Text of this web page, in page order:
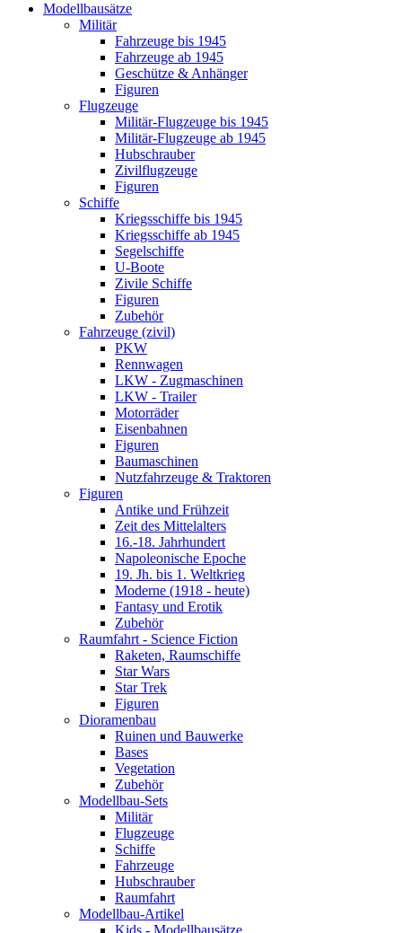
Modellbausätze
Militär
Fahrzeuge bis 1945
Fahrzeuge ab 1945
Geschütze & Anhänger
Figuren
Flugzeuge
Militär-Flugzeuge bis 1945
Militär-Flugzeuge ab 1945
Hubschrauber
Zivilflugzeuge
Figuren
Schiffe
Kriegsschiffe bis 1945
Kriegsschiffe ab 1945
Segelschiffe
U-Boote
Zivile Schiffe
Figuren
Zubehör
Fahrzeuge (zivil)
PKW
Rennwagen
LKW - Zugmaschinen
LKW - Trailer
Motorräder
Eisenbahnen
Figuren
Baumaschinen
Nutzfahrzeuge & Traktoren
Figuren
Antike und Frühzeit
Zeit des Mittelalters
16.-18. Jahrhundert
Napoleonische Epoche
19. Jh. bis 1. Weltkrieg
Moderne (1918 - heute)
Fantasy und Erotik
Zubehör
Raumfahrt - Science Fiction
Raketen, Raumschiffe
Star Wars
Star Trek
Figuren
Dioramenbau
Ruinen und Bauwerke
Bases
Vegetation
Zubehör
Modellbau-Sets
Militär
Flugzeuge
Schiffe
Fahrzeuge
Hubschrauber
Raumfahrt
Modellbau-Artikel
Kids - Modellbausätze